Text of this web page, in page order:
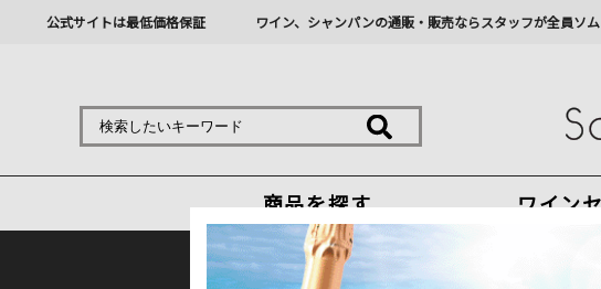
公式サイトは最低価格保証 ワイン、シャンパンの通販・販売ならスタッフが全員ソ
商品を探す ワイン